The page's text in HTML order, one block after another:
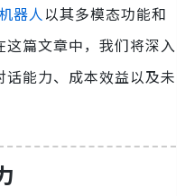
器人以其多模态功能和
篇文章中，我们将深入
能力、成本效益以及未